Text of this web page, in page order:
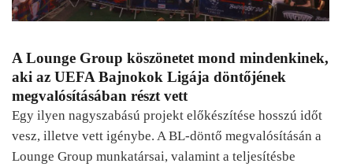
A Lounge Group köszönetet mond mindenkinek,
aki az UEFA Bajnokok Ligája döntőjének
megvalósításában részt vett
Egy ilyen nagyszabású projekt előkészítése hosszú időt
vesz, illetve vett igénybe. A BL-döntő megvalósításán a
Lounge Group munkatársai, valamint a teljesítésbe